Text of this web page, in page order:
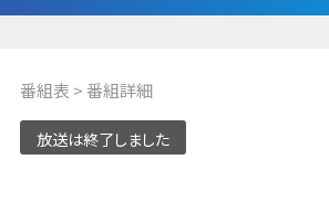
番組表 > 番組詳細
放送は終了しました